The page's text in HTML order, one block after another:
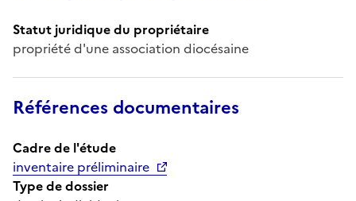
Statut juridique du propriétaire
propriété d'une association diocésaine
Références documentaires
Cadre de l'étude
inventaire préliminaire
Type de dossier